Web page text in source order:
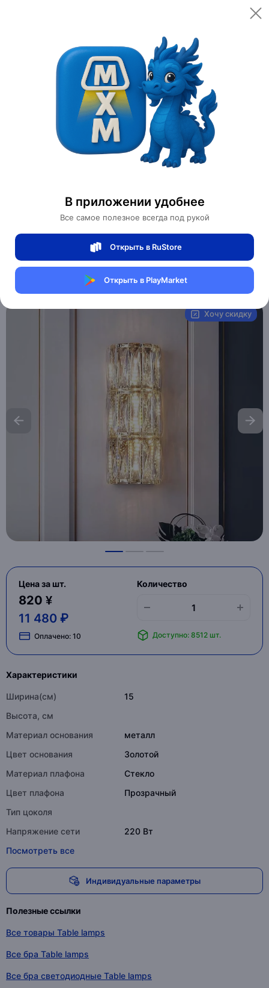
В приложении удобнее
Все самое полезное всегда под рукой
Открыть в RuStore
Открыть в PlayMarket
Открыть
Категории Освещение Светильники
золото, металл, стекло, Е14.
Магазин Table lamps
MAI_HE_MAI_AYDIN
Хочу скидку
Цена за шт.
820 ¥
11 480 ₽
Оплачено: 10
Количество
Доступно: 8512 шт.
Характеристики
Ширина(см)
15
Высота, см
Материал основания
металл
Цвет основания
Золотой
Материал плафона
Стекло
Цвет плафона
Прозрачный
Тип цоколя
Напряжение сети
220 Вт
Посмотреть все
Индивидуальные параметры
Полезные ссылки
Все товары Table lamps
Все бра Table lamps
Все бра светодиодные Table lamps